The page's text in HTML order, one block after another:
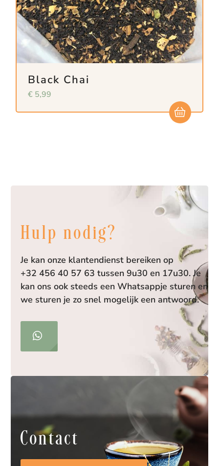
Black Chai
€ 5,99
Hulp nodig?
Je kan onze klantendienst bereiken op
+32 456 40 57 63 tussen 9u30 en 17u30. Je
kan ons ook steeds een Whatsappje sturen en
we sturen je zo snel mogelijk een antwoord.
Contact